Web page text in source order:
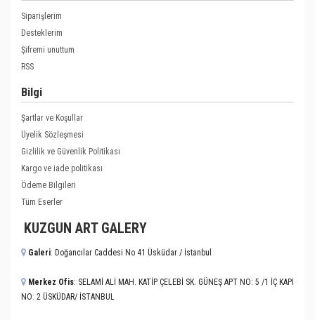
Siparişlerim
Desteklerim
Şifremi unuttum
RSS
Bilgi
Şartlar ve Koşullar
Üyelik Sözleşmesi
Gizlilik ve Güvenlik Politikası
Kargo ve iade politikası
Ödeme Bilgileri
Tüm Eserler
KUZGUN ART GALERY
Galeri: Doğancılar Caddesi No 41 Üsküdar / İstanbul
Merkez Ofis: SELAMİ ALİ MAH. KATİP ÇELEBİ SK. GÜNEŞ APT NO: 5 /1 İÇ KAPI
NO: 2 ÜSKÜDAR/ İSTANBUL